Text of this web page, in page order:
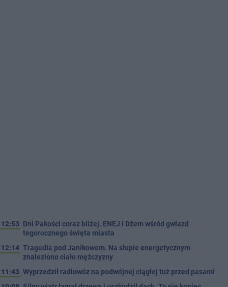
12:53 Dni Pakości coraz bliżej. ENEJ i Dżem wśród gwiazd
tegorocznego święta miasta
12:14 Tragedia pod Janikowem. Na słupie energetycznym
znaleziono ciało mężczyzny
11:43 Wyprzedził radiowóz na podwójnej ciągłej tuż przed pasami